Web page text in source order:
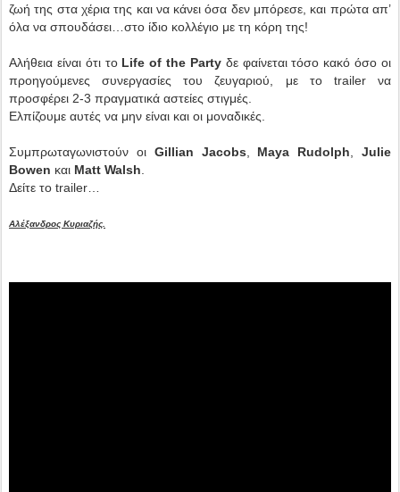
ζωή της στα χέρια της και να κάνει όσα δεν μπόρεσε, και πρώτα απ’
όλα να σπουδάσει…στο ίδιο κολλέγιο με τη κόρη της!
Αλήθεια είναι ότι το Life of the Partyδε φαίνεται τόσο κακό όσο οι
προηγούμενες συνεργασίες του ζευγαριού, με το trailer να
προσφέρει 2-3 πραγματικά αστείες στιγμές.
Ελπίζουμε αυτές να μην είναι και οι μοναδικές.
Συμπρωταγωνιστούν οι Gillian Jacobs, Maya Rudolph,Julie
Bowen και Matt Walsh.
Δείτε το trailer…
Αλέξανδρος Κυριαζής.